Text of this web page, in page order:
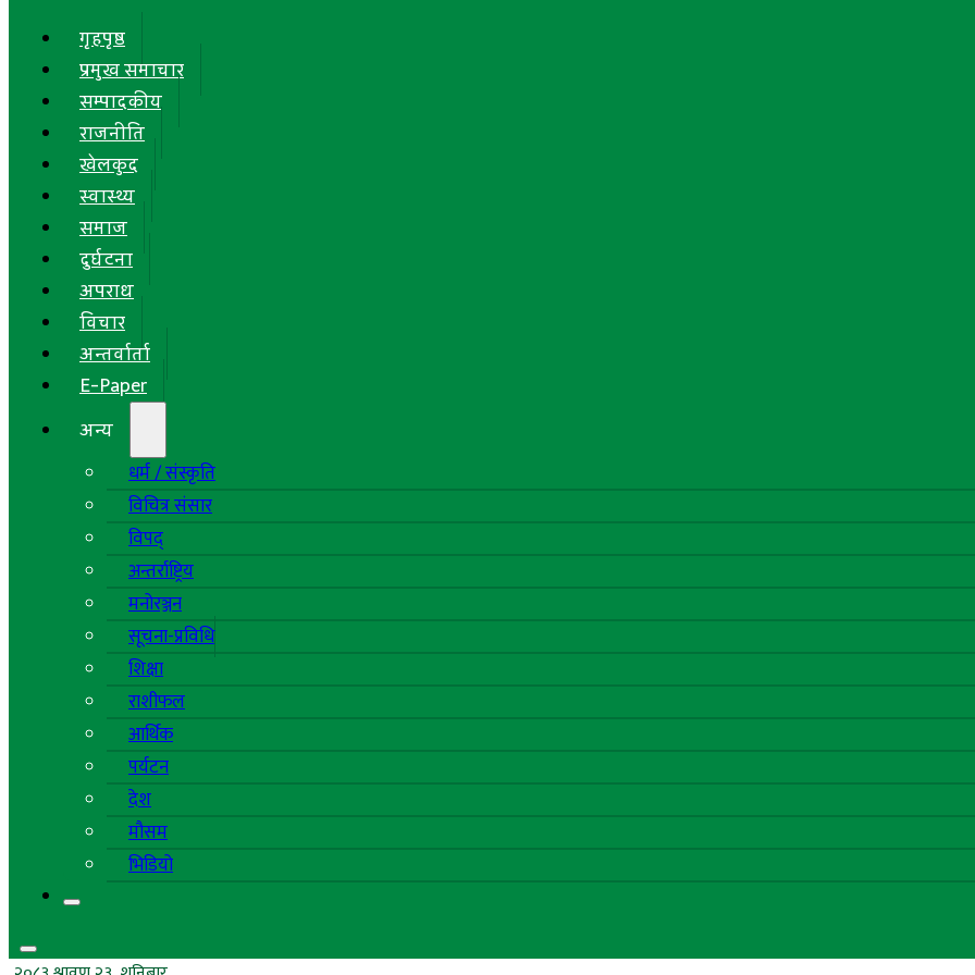
गृहपृष्ठ
प्रमुख समाचार
सम्पादकीय
राजनीति
खेलकुद
स्वास्थ्य
समाज
दुर्घटना
अपराध
विचार
अन्तर्वार्ता
E-Paper
अन्य
धर्म / संस्कृति
विचित्र संसार
विपद्
अन्तर्राष्ट्रिय
मनोरञ्जन
सूचना-प्रविधि
शिक्षा
राशीफल
आर्थिक
पर्यटन
देश
मौसम
भिडियो